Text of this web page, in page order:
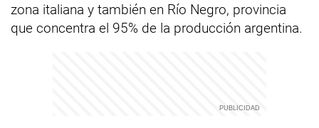
zona italiana y también en Río Negro, provincia
que concentra el 95% de la producción argentina.